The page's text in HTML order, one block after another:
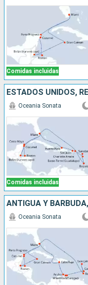
Comidas incluidas
Comidas incluidas
Oceania Sonata
Oceania Sonata